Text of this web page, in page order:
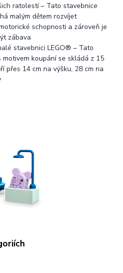
ratolestí – Tato stavebnice
malým dětem rozvíjet
schopnosti a zároveň je
zábava
stavebnici LEGO® – Tato
koupání se skládá z 15
přes 14 cm na výšku, 28 cm na